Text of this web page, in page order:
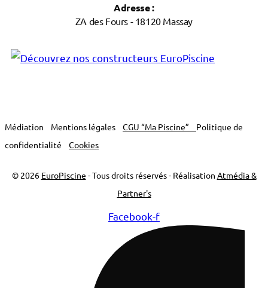
Adresse :
ZA des Fours - 18120 Massay
Médiation Mentions légales CGU “Ma Piscine” Politique de
confidentialité
Cookies
© 2026 EuroPiscine - Tous droits réservés - Réalisation Atmédia &
Partner's
Facebook-f